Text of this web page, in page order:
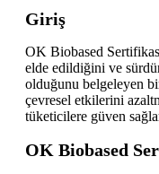
Giriş
OK Biobased
elde edildiğini ve
olduğunu belgeleyen
çevresel etkilerini
tüketicilere güven
OK Biobased